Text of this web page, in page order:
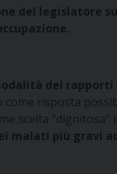
del legislatore
dei
risposta
scelta
malati più gravi